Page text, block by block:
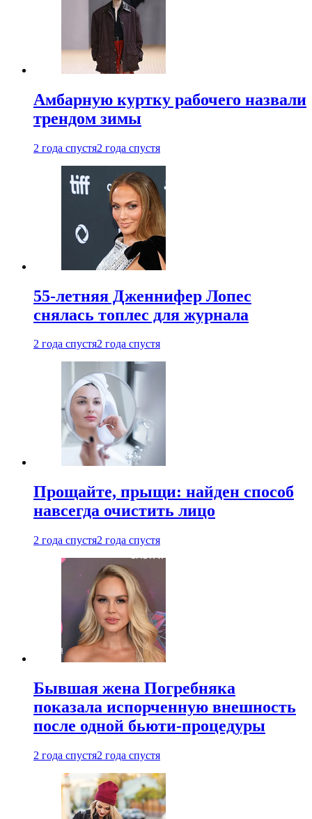
Амбарную куртку рабочего назвали
трендом зимы
2 года спустя2 года спустя
55-летняя Дженнифер Лопес
снялась топлес для журнала
2 года спустя2 года спустя
Прощайте, прыщи: найден способ
навсегда очистить лицо
2 года спустя2 года спустя
Бывшая жена Погребняка
показала испорченную внешность
после одной бьюти-процедуры
2 года спустя2 года спустя